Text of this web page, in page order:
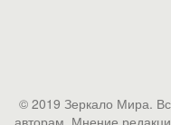
© 2019 Зеркало Мира.
авторам. Мнение